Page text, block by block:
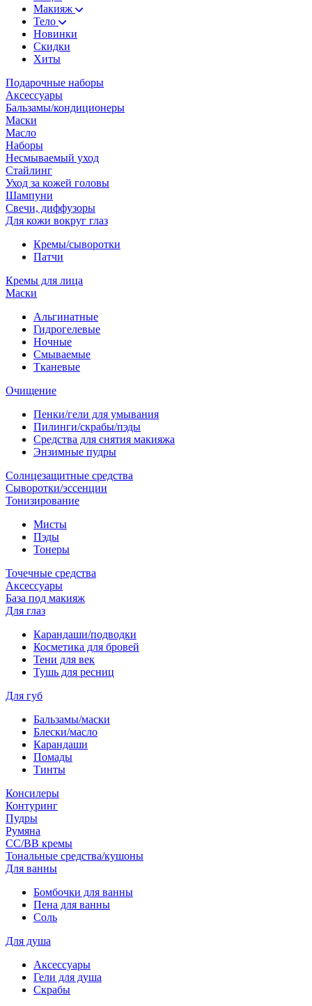
Макияж
Тело
Новинки
Скидки
Хиты
Подарочные наборы
Аксессуары
Бальзамы/кондиционеры
Маски
Масло
Наборы
Несмываемый уход
Стайлинг
Уход за кожей головы
Шампуни
Свечи, диффузоры
Для кожи вокруг глаз
Кремы/сыворотки
Патчи
Кремы для лица
Маски
Альгинатные
Гидрогелевые
Ночные
Смываемые
Тканевые
Очищение
Пенки/гели для умывания
Пилинги/скрабы/пэды
Средства для снятия макияжа
Энзимные пудры
Солнцезащитные средства
Сыворотки/эссенции
Тонизирование
Мисты
Пэды
Тонеры
Точечные средства
Аксессуары
База под макияж
Для глаз
Карандаши/подводки
Косметика для бровей
Тени для век
Тушь для ресниц
Для губ
Бальзамы/маски
Блески/масло
Карандаши
Помады
Тинты
Консилеры
Контуринг
Пудры
Румяна
СС/ВВ кремы
Тональные средства/кушоны
Для ванны
Бомбочки для ванны
Пена для ванны
Соль
Для душа
Аксессуары
Гели для душа
Скрабы